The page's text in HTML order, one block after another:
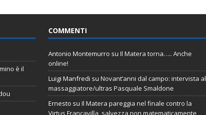
è il
COMMENTI
Antonio Montemurro su Il Matera torna….. Anche
online!
Luigi Manfredi su Novant’anni dal campo: intervista al
massaggiatore/ultras Pasquale Smaldone
Ernesto su Il Matera pareggia nel finale contro la